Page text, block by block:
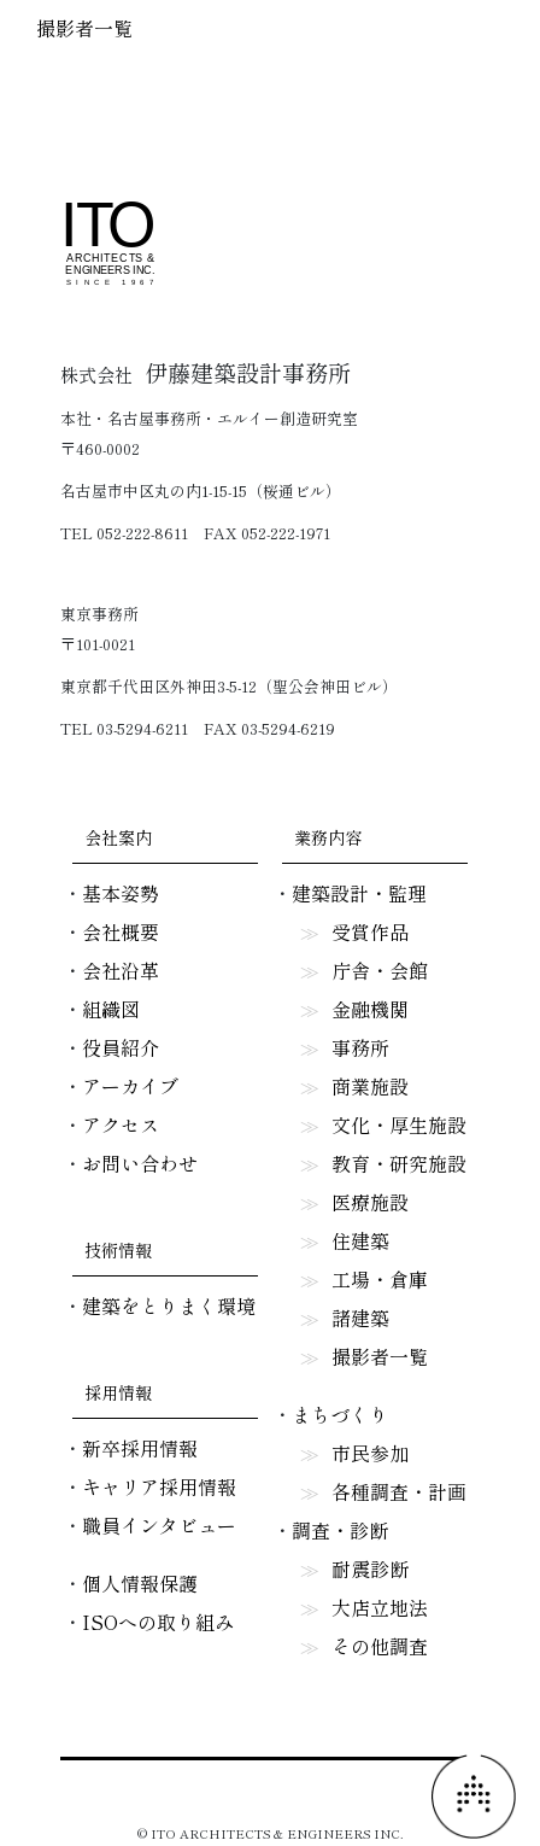
撮影者一覧
株式会社 伊藤建築設計事務所
本社・名古屋事務所・エルイー創造研究室
〒460-0002
名古屋市中区丸の内1-15-15（桜通ビル）
TEL 052-222-8611 FAX 052-222-1971
東京事務所
〒101-0021
東京都千代田区外神田3-5-12（聖公会神田ビル）
TEL 03-5294-6211 FAX 03-5294-6219
会社案内
基本姿勢
会社概要
会社沿革
組織図
役員紹介
アーカイブ
アクセス
お問い合わせ
技術情報
建築をとりまく環境
採用情報
新卒採用情報
キャリア採用情報
職員インタビュー
個人情報保護
ISOへの取り組み
業務内容
建築設計・監理
受賞作品
庁舎・会館
金融機関
事務所
商業施設
文化・厚生施設
教育・研究施設
医療施設
住建築
工場・倉庫
諸建築
撮影者一覧
まちづくり
市民参加
各種調査・計画
調査・診断
耐震診断
大店立地法
その他調査
© ITO ARCHITECTS & ENGINEERS INC.